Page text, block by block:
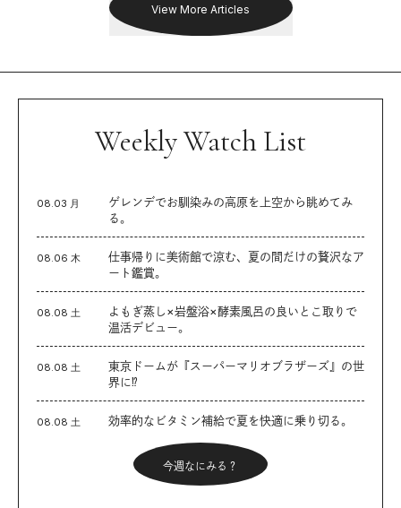
View More Articles
Weekly Watch List
08.03 月
ゲレンデでお馴染みの高原を上空から眺めてみ
る。
08.06 木
仕事帰りに美術館で涼む、夏の間だけの贅沢なア
ート鑑賞。
08.08 土
よもぎ蒸し×岩盤浴×酵素風呂の良いとこ取りで
温活デビュー。
08.08 土
東京ドームが『スーパーマリオブラザーズ』の世
界に⁉︎
08.08 土 効率的なビタミン補給で夏を快適に乗り切る。
今週なにみる？